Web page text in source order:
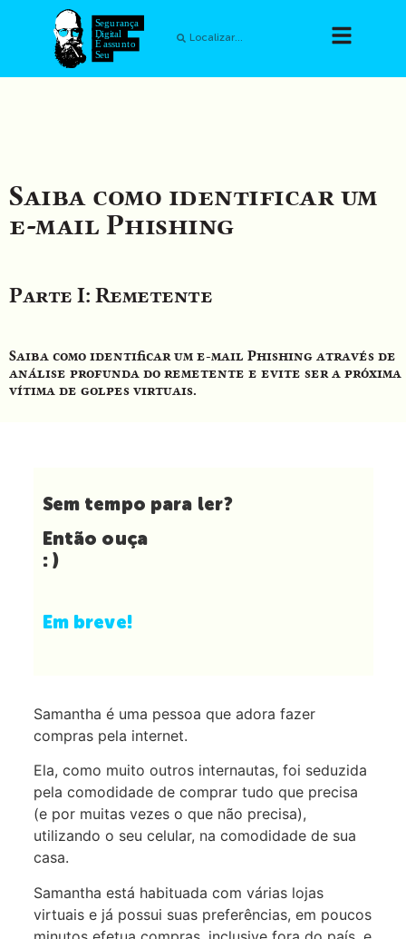
Saiba como identificar um
e-mail Phishing
Parte I: Remetente
Saiba como identificar um e-mail Phishing através de
análise profunda do remetente e evite ser a próxima
vítima de golpes virtuais.
Samantha é uma pessoa que adora fazer
compras pela internet.
Ela, como muito outros internautas, foi seduzida
pela comodidade de comprar tudo que precisa
(e por muitas vezes o que não precisa),
utilizando o seu celular, na comodidade de sua
casa.
Samantha está habituada com várias lojas
virtuais e já possui suas preferências, em poucos
Sem tempo para ler?
Então ouça
: )
Em breve!